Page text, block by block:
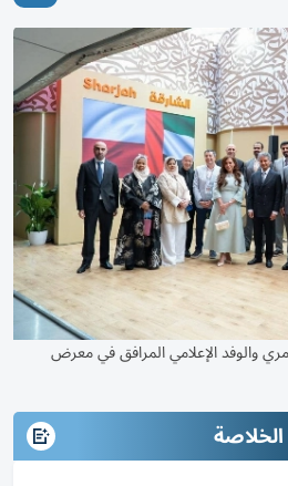
والوفد الإعلامي المرافق في معرض
الخلاصة